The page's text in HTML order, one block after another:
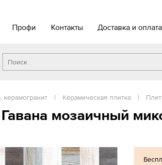
Профи Контакты Доставка и оплата
керамогранит | Керамическая плитка |
мозаичный